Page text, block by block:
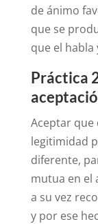
de ánimo
que se
que el habla
Práctica
Aceptar
legitimidad
diferente,
mutua en el
a su vez
y por ese